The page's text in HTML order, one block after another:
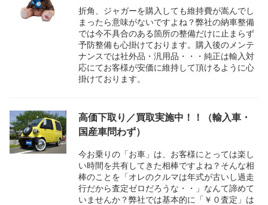
折角、ジャガーを購入しても維持費が嵩んでし
まったら意味がないですよね？弊社の納車整備
では今不具合のある箇所の整備だけに止まらず
予防整備も心掛けております。購入後のメンテ
ナンスでは社外品・汎用品・・・純正は輸入対
応にてお客様が安価に維持して頂けるように心
掛けております。
高価下取り／買取実施中！！（輸入車・
国産車問わず）
今お乗りの「お車」は、お客様にとっては楽し
い時間を共有してきた相棒ですよね？そんな相
棒のことを「オレのクルマは年式が古いし過走
行だから査定ゼロだろうな・・」なんて諦めて
いませんか？弊社では基本的に「￥０査定」は